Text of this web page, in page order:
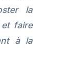
la
faire
à la